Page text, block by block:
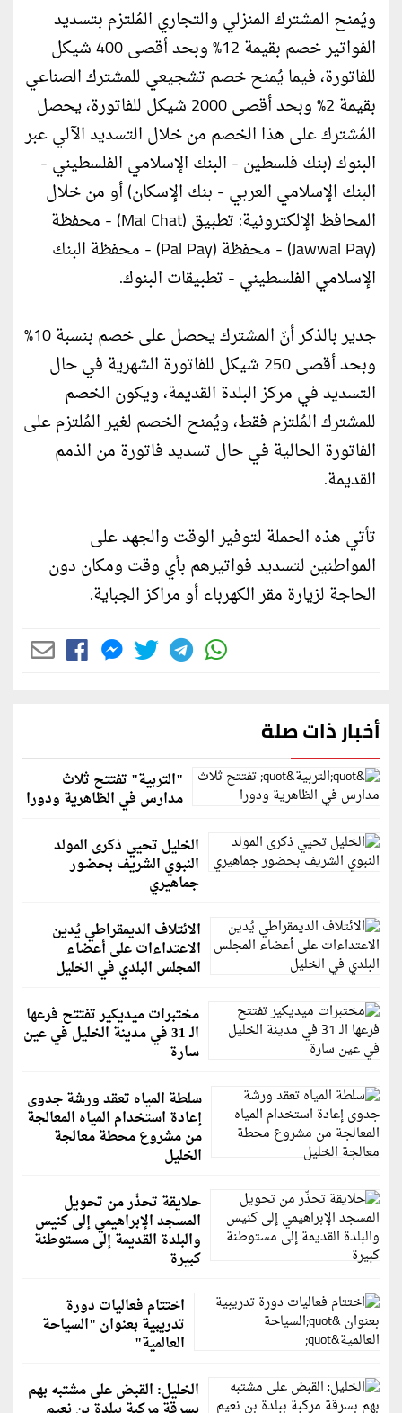
ويُمنح المشترك المنزلي والتجاري المُلتزم بتسديد
الفواتير خصم بقيمة 12% وبحد أقصى 400 شيكل
للفاتورة، فيما يُمنح خصم تشجيعي للمشترك الصناعي
بقيمة 2% وبحد أقصى 2000 شيكل للفاتورة، يحصل
المُشترك على هذا الخصم من خلال التسديد الآلي عبر
البنوك (بنك فلسطين - البنك الإسلامي الفلسطيني -
البنك الإسلامي العربي - بنك الإسكان) أو من خلال
المحافظ الإلكترونية: تطبيق (Mal Chat) - محفظة
(Jawwal Pay) - محفظة (Pal Pay) - محفظة البنك
الإسلامي الفلسطيني - تطبيقات البنوك.
جدير بالذكر أنّ المشترك يحصل على خصم بنسبة 10%
وبحد أقصى 250 شيكل للفاتورة الشهرية في حال
التسديد في مركز البلدة القديمة، ويكون الخصم
للمشترك المُلتزم فقط، ويُمنح الخصم لغير المُلتزم على
الفاتورة الحالية في حال تسديد فاتورة من الذمم
القديمة.
تأتي هذه الحملة لتوفير الوقت والجهد على
المواطنين لتسديد فواتيرهم بأي وقت ومكان دون
الحاجة لزيارة مقر الكهرباء أو مراكز الجباية.
أخبار ذات صلة
"التربية" تفتتح ثلاث
مدارس في الظاهرية ودورا
الخليل تحيي ذكرى المولد
النبوي الشريف بحضور
جماهيري
الائتلاف الديمقراطي يُدين
الاعتداءات على أعضاء
المجلس البلدي في الخليل
مختبرات ميديكير تفتتح فرعها
الـ 31 في مدينة الخليل في عين
سارة
سلطة المياه تعقد ورشة جدوى
إعادة استخدام المياه المعالجة
من مشروع محطة معالجة
الخليل
حلايقة تحذّر من تحويل
المسجد الإبراهيمي إلى كنيس
والبلدة القديمة إلى مستوطنة
كبيرة
اختتام فعاليات دورة
تدريبية بعنوان "السياحة
العالمية"
الخليل: القبض على مشتبه بهم